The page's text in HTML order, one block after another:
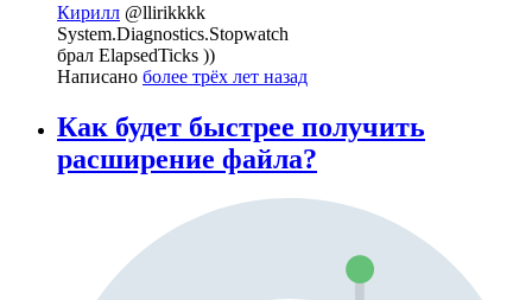
Кирилл @llirikkkk
System.Diagnostics.Stopwatch
брал ElapsedTicks ))
Написано более трёх лет назад
Как будет быстрее получить
расширение файла?